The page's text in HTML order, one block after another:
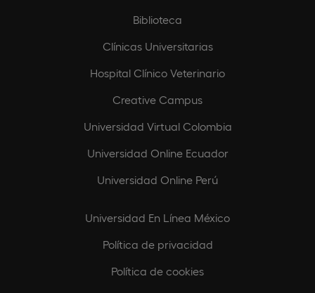
Biblioteca
Clínicas Universitarias
Hospital Clínico Veterinario
Creative Campus
Universidad Virtual Colombia
Universidad Online Ecuador
Universidad Online Perú
Universidad En Línea México
Política de privacidad
Política de cookies